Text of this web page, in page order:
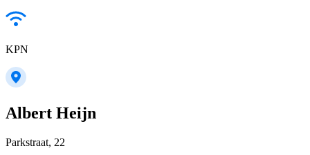
KPN
Albert Heijn
Parkstraat, 22